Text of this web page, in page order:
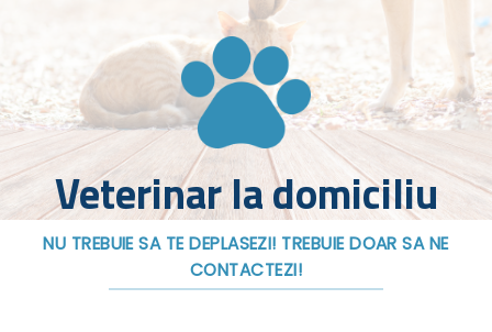
Veterinar la domiciliu
NU TREBUIE SA TE DEPLASEZI! TREBUIE DOAR SA NE
CONTACTEZI!